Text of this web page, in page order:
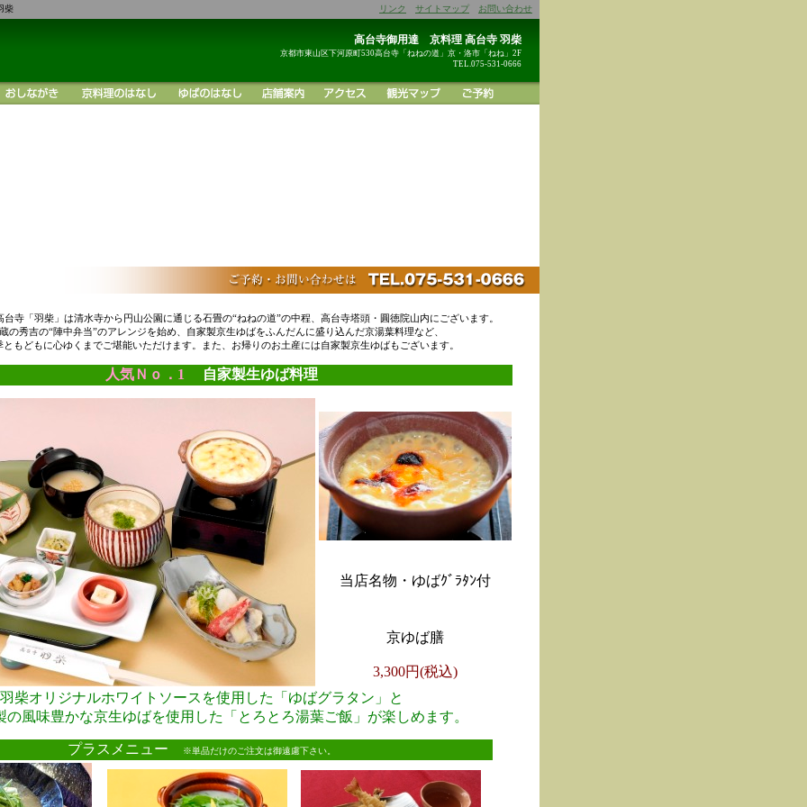
柴 リンク サイトマップ お問い合わせ
高台寺御用達 京料理 高台寺 羽柴
京都市東山区下河原町530高台寺「ねねの道」京・洛市「ねね」2F
TEL.075-531-0666
寺「羽柴」は清水寺から円山公園に通じる石畳の“ねねの道”の中程、高台寺塔頭・圓徳院山内にございます。
の秀吉の“陣中弁当”のアレンジを始め、自家製京生ゆばをふんだんに盛り込んだ京湯葉料理など、
ともどもに心ゆくまでご堪能いただけます。また、お帰りのお土産には自家製京生ゆばもございます。
人気Ｎｏ．1 自家製生ゆば料理
当店名物・ゆばｸﾞﾗﾀﾝ付
京ゆば膳
3,300円(税込)
羽柴オリジナルホワイトソースを使用した「ゆばグラタン」と
の風味豊かな京生ゆばを使用した「とろとろ湯葉ご飯」が楽しめます。
プラスメニュー ※単品だけのご注文は御遠慮下さい。